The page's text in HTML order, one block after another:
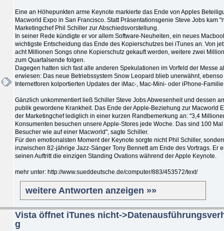
Eine an Höhepunkten arme Keynote markierte das Ende von Apples
Macworld Expo in San Francisco. Statt Präsentationsgenie Steve Jobs kam
Marketingchef Phil Schiller zur Abschiedsvorstellung.
In seiner Rede kündigte er vor allem Software-Neuheiten, ein neues
wichtigste Entscheidung das Ende des Kopierschutzes bei iTunes an. Von
acht Millionen Songs ohne Kopierschutz gekauft werden, weitere zwei
zum Quartalsende folgen.
Dagegen hatten sich fast alle anderen Spekulationen im Vorfeld der Messe
erwiesen: Das neue Betriebssystem Snow Leopard blieb unerwähnt,
Internetforen kolportierten Updates der iMac-, Mac-Mini- oder iPhone-
Gänzlich unkommentiert ließ Schiller Steve Jobs Abwesenheit und dessen
publik gewordene Krankheit. Das Ende der Apple-Beziehung zur Macworld
der Marketingchef lediglich in einer kurzen Randbemerkung an: "3,4
Konsumenten besuchen unsere Apple-Stores jede Woche. Das sind 100
Besucher wie auf einer Macworld", sagte Schiller.
Für den emotionalsten Moment der Keynote sorgte nicht Phil Schiller,
inzwischen 82-jährige Jazz-Sänger Tony Bennett am Ende des Vortrags. Er
seinen Auftritt die einzigen Standing Ovations während der Apple Keynote.
mehr unter: http://www.sueddeutsche.de/computer/883/453572/text/
weitere Antworten anzeigen »»
Vista öffnet iTunes nicht-
g